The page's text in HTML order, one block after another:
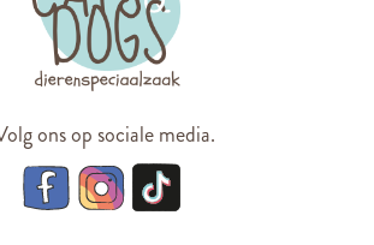
ons op sociale media.